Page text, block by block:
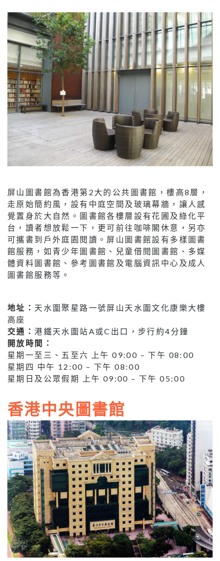
屏山圖書館為香港第2大的公共圖書館，樓高8層，
走原始簡約風，設有中庭空間及玻璃幕牆，讓人感
覺置身於大自然。圖書館各樓層設有花圃及綠化平
台，讀者想放鬆一下，更可前往咖啡閣休意，另亦
可攜書到戶外庭園閱讀。屏山圖書館設有多樣圖書
館服務，如青少年圖書館、兒童借閱圖書館、多媒
體資料圖書館、參考圖書館及電腦資訊中心及成人
圖書館服務等。
地址： 天水圍聚星路一號屏山天水圍文化康樂大樓
高座
交通：港鐵天水圍站A或C出口，步行約4分鐘
開放時間：
星期一至三、五至六 上午 09:00 – 下午 08:00
星期四 中午 12:00 – 下午 08:00
星期日及公眾假期 上午 09:00 – 下午 05:00
香港中央圖書館